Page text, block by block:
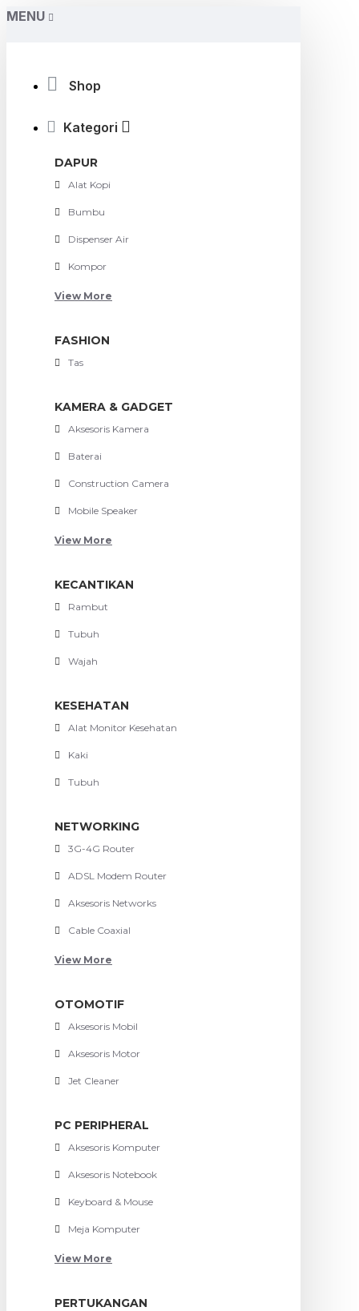
MENU
Shop
Kategori
DAPUR
Alat Kopi
Bumbu
Dispenser Air
Kompor
View More
FASHION
Tas
KAMERA & GADGET
Aksesoris Kamera
Baterai
Construction Camera
Mobile Speaker
View More
KECANTIKAN
Rambut
Tubuh
Wajah
KESEHATAN
Alat Monitor Kesehatan
Kaki
Tubuh
NETWORKING
3G-4G Router
ADSL Modem Router
Aksesoris Networks
Cable Coaxial
View More
OTOMOTIF
Aksesoris Mobil
Aksesoris Motor
Jet Cleaner
PC PERIPHERAL
Aksesoris Komputer
Aksesoris Notebook
Keyboard & Mouse
Meja Komputer
View More
PERTUKANGAN